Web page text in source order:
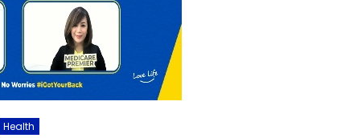
Health